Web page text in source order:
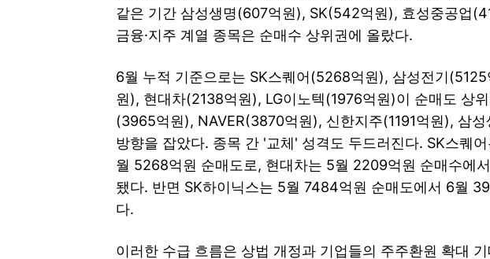
같은 기간 삼성생명(607억원), SK(542억원), 효성중공업
금융·지주 계열 종목은 순매수 상위권에 올랐다.
6월 누적 기준으로는 SK스퀘어(5268억원), 삼성전기
원), 현대차(2138억원), LG이노텍(1976억원)이 순매도 상
(3965억원), NAVER(3870억원), 신한지주(1191억원), 삼
방향을 잡았다. 종목 간 '교체' 성격도 두드러진다. SK스퀘
월 5268억원 순매도로, 현대차는 5월 2209억원 순매수에
됐다. 반면 SK하이닉스는 5월 7484억원 순매도에서 6월
다.
이러한 수급 흐름은 상법 개정과 기업들의 주주환원 확대